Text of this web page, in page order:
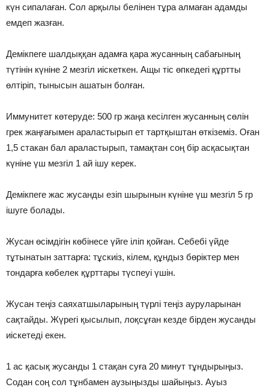
күн сипалаған. Сол арқылы белінен тұра алмаған адамды
емдеп жазған.
Демікпеге шалдыққан адамға қара жусанның сабағының
түтінін күніне 2 мезгіл иіскеткен. Ащы тіс өпкедегі құртты
өлтіріп, тынысын ашатын болған.
Иммунитет көтеруде: 500 гр жаңа кесілген жусанның сөлін
грек жаңғағымен араластырып ет тартқыштан өткіземіз. Оған
1,5 стакан бал араластырып, тамақтан соң бір асқасықтан
күніне үш мезгіл 1 ай ішу керек.
Демікпеге жас жусанды езіп шырынын күніне үш мезгіл 5 гр
ішуге болады.
Жусан өсімдігін көбінесе үйге іліп қойған. Себебі үйде
тұтынатын заттарға: тұскиіз, кілем, құндыз бөріктер мен
тондарға көбелек құрттары түспеуі үшін.
Жусан теңіз саяхатшыларының түрлі теңіз ауруларынан
сақтайды. Жүрегі қысылып, лоқсұған кезде бірден жусанды
иіскетеді екен.
1 ас қасық жусанды 1 стақан суға 20 минут тұндырыңыз.
Содан соң сол тұнбамен аузыңызды шайыңыз. Ауыз